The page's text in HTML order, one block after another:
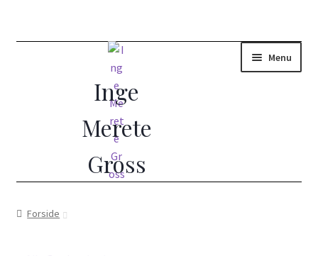
Menu
Forside